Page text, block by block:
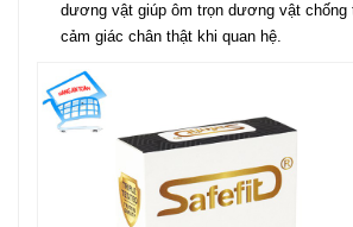
dương vật giúp ôm trọn dương vật chống
cảm giác chân thật khi quan hệ.